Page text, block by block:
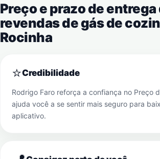
Preço e prazo de entrega
revendas de gás de
Rocinha
⭐Credibilidade
Rodrigo Faro reforça a confiança no Preço
ajuda você a se sentir mais seguro para
aplicativo.